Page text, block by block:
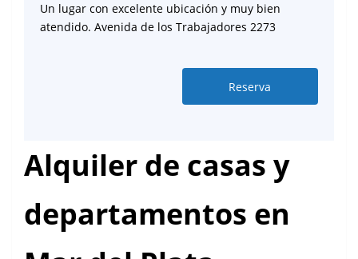
Un lugar con excelente ubicación y muy bien
atendido. Avenida de los Trabajadores 2273
Reserva
Alquiler de casas y
departamentos en